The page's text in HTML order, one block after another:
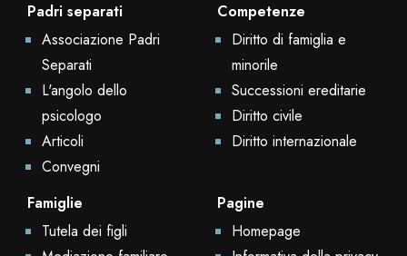
Padri separati
Associazione Padri
Separati
L'angolo dello
psicologo
Articoli
Convegni
Competenze
Diritto di famiglia e
minorile
Successioni ereditarie
Diritto civile
Diritto internazionale
Famiglie
Tutela dei figli
Pagine
Homepage